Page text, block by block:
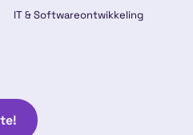
IT & Softwareontwikkeling